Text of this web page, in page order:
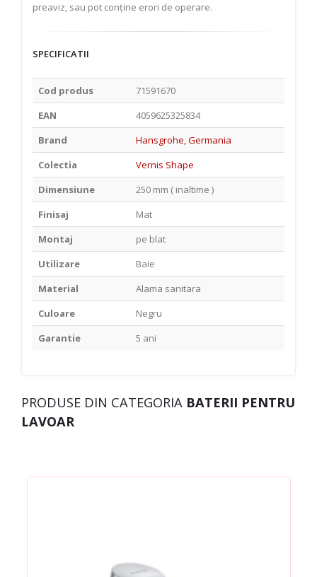
preaviz, sau pot conține erori de operare.
SPECIFICATII
Cod produs
71591670
EAN
4059625325834
Brand
Hansgrohe, Germania
Colectia
Vernis Shape
Dimensiune
250 mm ( inaltime )
Finisaj
Mat
Montaj
pe blat
Utilizare
Baie
Material
Alama sanitara
Culoare
Negru
Garantie
5 ani
PRODUSE DIN CATEGORIA BATERII PENTRU
LAVOAR